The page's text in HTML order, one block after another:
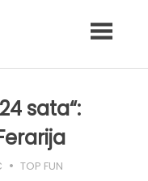
sata“:
TOP FUN